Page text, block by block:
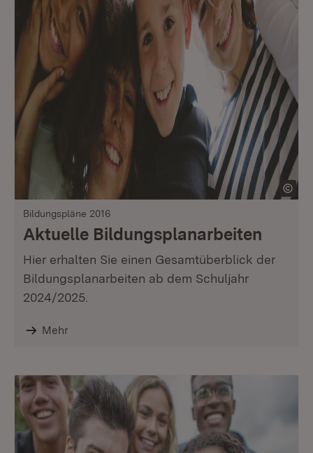
Bildungspläne 2016
Aktuelle Bildungsplanarbeiten
Hier erhalten Sie einen Gesamtüberblick der
Bildungsplanarbeiten ab dem Schuljahr
2024/2025.
Mehr